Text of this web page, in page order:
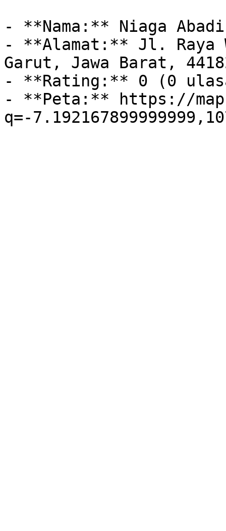
- **Nama:** Niaga
- **Alamat:** Jl. Raya
Garut, Jawa Barat,
- **Rating:** 0 (0
- **Peta:** https://